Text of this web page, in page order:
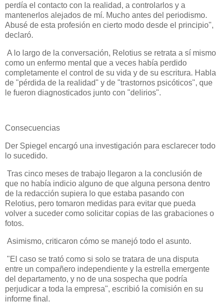
perdía el contacto con la realidad, a controlarlos y a
mantenerlos alejados de mí. Mucho antes del periodismo.
Abusé de esta profesión en cierto modo desde el principio",
declaró.
A lo largo de la conversación, Relotius se retrata a sí mismo
como un enfermo mental que a veces había perdido
completamente el control de su vida y de su escritura. Habla
de "pérdida de la realidad" y de "trastornos psicóticos", que
le fueron diagnosticados junto con "delirios".
Consecuencias
Der Spiegel encargó una investigación para esclarecer todo
lo sucedido.
Tras cinco meses de trabajo llegaron a la conclusión de
que no había indicio alguno de que alguna persona dentro
de la redacción supiera lo que estaba pasando con
Relotius, pero tomaron medidas para evitar que pueda
volver a suceder como solicitar copias de las grabaciones o
fotos.
Asimismo, criticaron cómo se manejó todo el asunto.
"El caso se trató como si solo se tratara de una disputa
entre un compañero independiente y la estrella emergente
del departamento, y no de una sospecha que podría
perjudicar a toda la empresa", escribió la comisión en su
informe final.